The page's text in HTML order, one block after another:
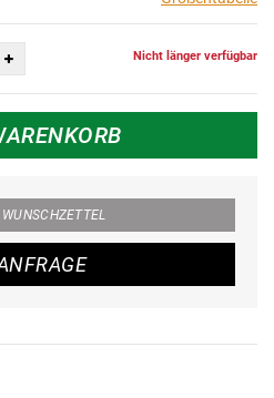
Nicht länger verfügbar